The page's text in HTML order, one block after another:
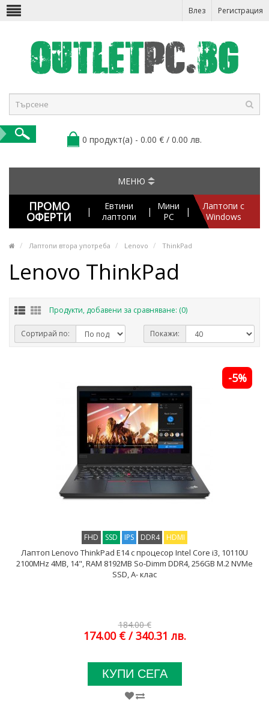
Влез Регистрация
0 продукт(а) - 0.00 € / 0.00 лв.
МЕНЮ
ПРОМО
ОФЕРТИ |
Евтини
лаптопи
|
Мини
PC
|
Лаптопи с
Windows
Лаптопи втора употреба Lenovo ThinkPad
Lenovo ThinkPad
Продукти, добавени за сравняване: (0)
Сортирай по: Покажи:
FHD SSD IPS DDR4 HDMI
Лаптоп Lenovo ThinkPad E14 с процесор Intel Core i3, 10110U
2100MHz 4MB, 14", RAM 8192MB So-Dimm DDR4, 256GB M.2 NVMe
SSD, A- клас
184.00 €
174.00 € / 340.31 лв.
-5%
КУПИ СЕГА